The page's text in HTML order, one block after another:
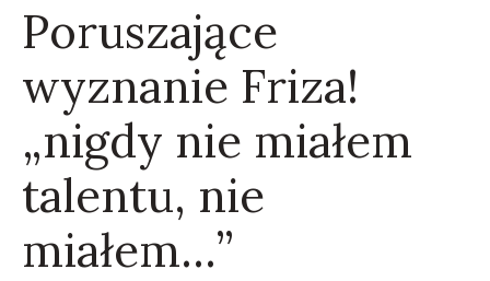
Poruszające
wyznanie Friza!
„nigdy nie miałem
talentu, nie
miałem…”